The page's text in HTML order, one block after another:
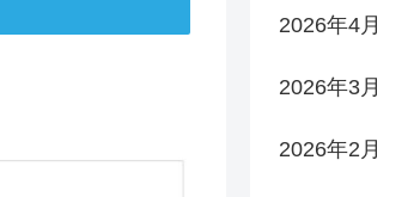
2026年4月
2026年3月
2026年2月